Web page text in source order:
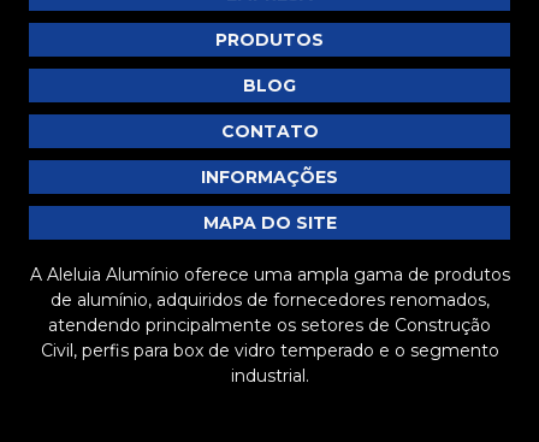
PRODUTOS
BLOG
CONTATO
INFORMAÇÕES
MAPA DO SITE
A Aleluia Alumínio oferece uma ampla gama de produtos
de alumínio, adquiridos de fornecedores renomados,
atendendo principalmente os setores de Construção
Civil, perfis para box de vidro temperado e o segmento
industrial.